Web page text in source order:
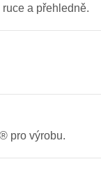
a přehledně.
pro výrobu.